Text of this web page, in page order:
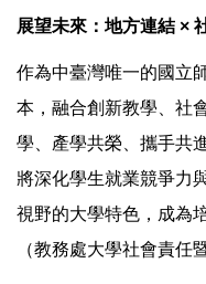
展望未來：地方連結 ×
作為中臺灣唯一的國立
本，融合創新教學、社
學、產學共榮、攜手共
將深化學生就業競爭力
視野的大學特色，成為
（教務處大學社會責任